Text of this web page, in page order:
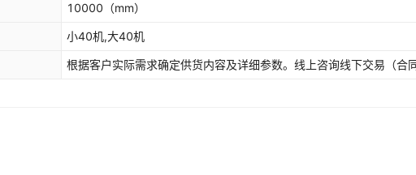
10000 （mm）
小40机,大40机
根据客户实际需求确定供货内容及详细参数。线上咨询线下交易（合